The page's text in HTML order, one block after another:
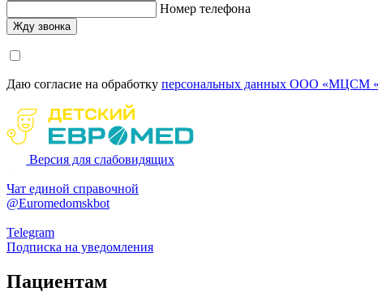
Номер телефона
Даю согласие на обработку персональных данных ООО «МЦСМ
Версия для слабовидящих
Чат единой справочной
@Euromedomskbot
Telegram
Подписка на уведомления
Пациентам